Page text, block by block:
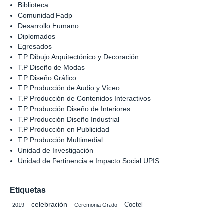
Biblioteca
Comunidad Fadp
Desarrollo Humano
Diplomados
Egresados
T.P Dibujo Arquitectónico y Decoración
T.P Diseño de Modas
T.P Diseño Gráfico
T.P Producción de Audio y Vídeo
T.P Producción de Contenidos Interactivos
T.P Producción Diseño de Interiores
T.P Producción Diseño Industrial
T.P Producción en Publicidad
T.P Producción Multimedial
Unidad de Investigación
Unidad de Pertinencia e Impacto Social UPIS
Etiquetas
2019 celebración Ceremonia Grado Coctel